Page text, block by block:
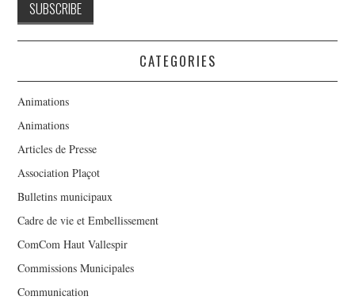
CATEGORIES
Animations
Animations
Articles de Presse
Association Plaçot
Bulletins municipaux
Cadre de vie et Embellissement
ComCom Haut Vallespir
Commissions Municipales
Communication